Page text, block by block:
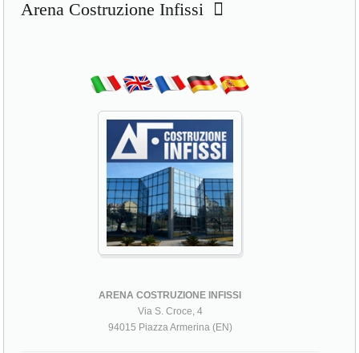
Arena Costruzione Infissi
ARENA COSTRUZIONE INFISSI
Via S. Croce, 4
94015 Piazza Armerina (EN)